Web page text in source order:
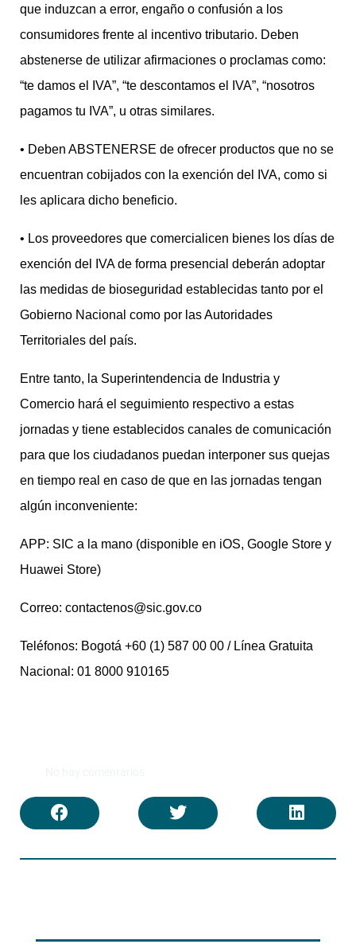
que induzcan a error, engaño o confusión a los
consumidores frente al incentivo tributario. Deben
abstenerse de utilizar afirmaciones o proclamas como:
“te damos el IVA”, “te descontamos el IVA”, “nosotros
pagamos tu IVA”, u otras similares.
• Deben ABSTENERSE de ofrecer productos que no se
encuentran cobijados con la exención del IVA, como si
les aplicara dicho beneficio.
• Los proveedores que comercialicen bienes los días de
exención del IVA de forma presencial deberán adoptar
las medidas de bioseguridad establecidas tanto por el
Gobierno Nacional como por las Autoridades
Territoriales del país.
Entre tanto, la Superintendencia de Industria y
Comercio hará el seguimiento respectivo a estas
jornadas y tiene establecidos canales de comunicación
para que los ciudadanos puedan interponer sus quejas
en tiempo real en caso de que en las jornadas tengan
algún inconveniente:
APP: SIC a la mano (disponible en iOS, Google Store y
Huawei Store)
Correo: contactenos@sic.gov.co
Teléfonos: Bogotá +60 (1) 587 00 00 / Línea Gratuita
Nacional: 01 8000 910165